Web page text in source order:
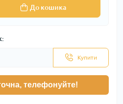
До кошика
Купити
телефонуйте!